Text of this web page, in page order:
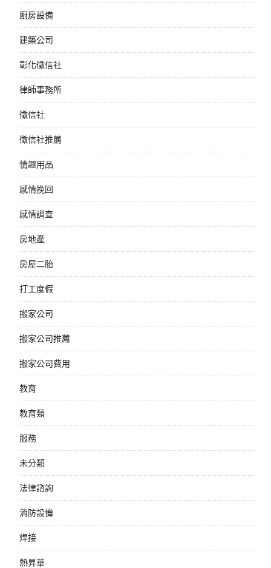
廚房設備
建築公司
彰化徵信社
律師事務所
徵信社
徵信社推薦
情趣用品
感情挽回
感情調查
房地產
房屋二胎
打工度假
搬家公司
搬家公司推薦
搬家公司費用
教育
教育類
服務
未分類
法律諮詢
消防設備
焊接
熱昇華